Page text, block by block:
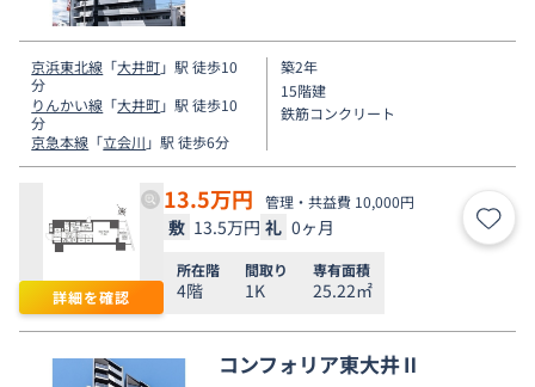
京浜東北線 「大井町」駅 徒歩10
分
りんかい線 「大井町」駅 徒歩10
分
京急本線 「立会川 」駅 徒歩6分
築2年
15階建
鉄筋コンクリート
詳細を確認
13.5万円 管理・共益費 10,000円
敷 13.5万円 礼 0ヶ月 お気
所在階
4階
間取り
1K
専有面積
25.22㎡
コンフォリア東大井Ⅱ